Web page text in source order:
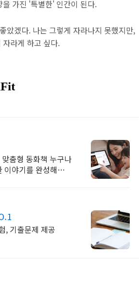
가진 '특별한' 인간이 된다.
았겠다. 나는 그렇게 자라나지 못했지만,
라게 하고 싶다.
춤형 동화책 누구나
이야기를 완성해보
, 기출문제 제공